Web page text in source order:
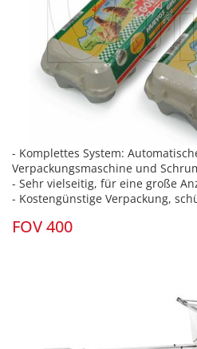
- Komplettes System:
Verpackungsmaschine und
- Sehr vielseitig, für eine große
- Kostengünstige Verpackung,
FOV 400